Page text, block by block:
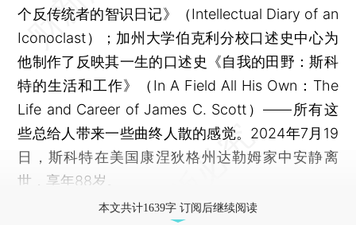
个反传统者的智识日记》（Intellectual Diary of an
Iconoclast）；加州大学伯克利分校口述史中心为
他制作了反映其一生的口述史《自我的田野：斯科
特的生活和工作》（In A Field All His Own：The
Life and Career of James C. Scott）——所有这
些总给人带来一些曲终人散的感觉。2024年7月19
日，斯科特在美国康涅狄格州达勒姆家中安静离
世，享年88岁。
本文共计1639字 订阅后继续阅读